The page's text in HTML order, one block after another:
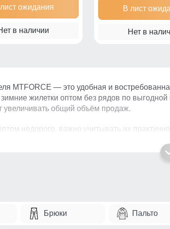
ожидания
в наличии
В лист
Нет в
MTFORCE — это удобная и
жилетки оптом без рядов по
увеличивать общий объём продаж.
недорого, важно учитывать их
курьеры и люди, которым важно
Брюки Пальто